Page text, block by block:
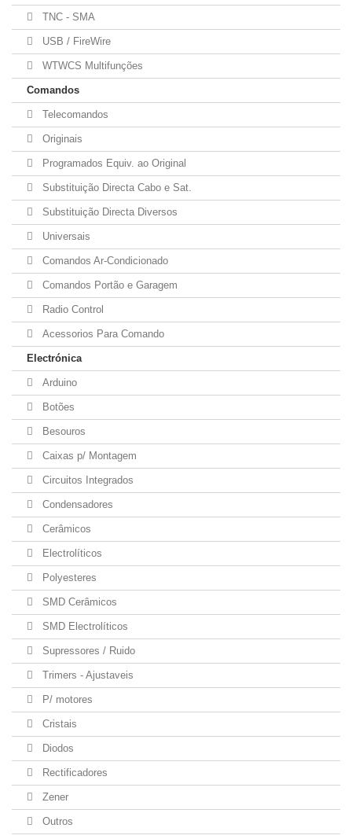
TNC - SMA
USB / FireWire
WTWCS Multifunções
Comandos
Telecomandos
Originais
Programados Equiv. ao Original
Substituição Directa Cabo e Sat.
Substituição Directa Diversos
Universais
Comandos Ar-Condicionado
Comandos Portão e Garagem
Radio Control
Acessorios Para Comando
Electrónica
Arduino
Botões
Besouros
Caixas p/ Montagem
Circuitos Integrados
Condensadores
Cerâmicos
Electrolíticos
Polyesteres
SMD Cerâmicos
SMD Electrolíticos
Supressores / Ruido
Trimers - Ajustaveis
P/ motores
Cristais
Diodos
Rectificadores
Zener
Outros